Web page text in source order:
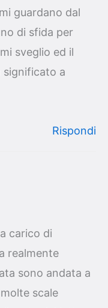
guardano dal
di sfida per
sveglio ed il
significato a
Rispondi
carico di
realmente
sono andata a
scale